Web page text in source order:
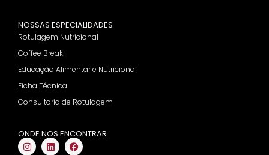
NOSSAS ESPECIALIDADES
Rotulagem Nutricional
Coffee Break
Educação Alimentar e Nutricional
Ficha Técnica
Consultoria de Rotulagem
ONDE NOS ENCONTRAR